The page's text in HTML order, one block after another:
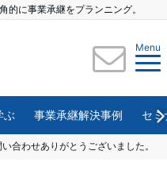
的に事業承継をプランニング。
Menu
ぶ 事業承継解決事例 セミ
合わせありがとうございました。